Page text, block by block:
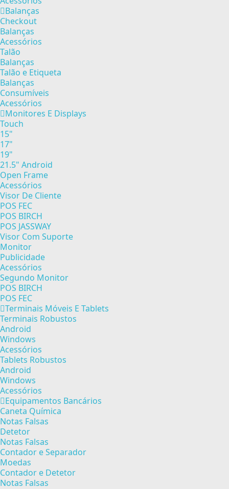
Balanças
Checkout
Balanças
Acessórios
Talão
Balanças
Talão e Etiqueta
Balanças
Consumíveis
Acessórios
Monitores E Displays
Touch
15"
17"
19"
21.5" Android
Open Frame
Acessórios
Visor De Cliente
POS FEC
POS BIRCH
POS JASSWAY
Visor Com Suporte
Monitor
Publicidade
Acessórios
Segundo Monitor
POS BIRCH
POS FEC
Terminais Móveis E Tablets
Terminais Robustos
Android
Windows
Acessórios
Tablets Robustos
Android
Windows
Acessórios
Equipamentos Bancários
Caneta Química
Notas Falsas
Detetor
Notas Falsas
Contador e Separador
Moedas
Contador e Detetor
Notas Falsas